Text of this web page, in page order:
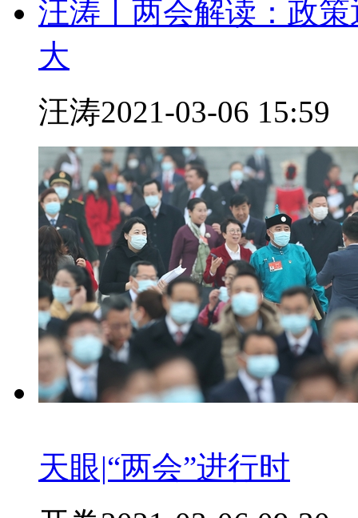
汪涛丨两会解读：政
大
汪涛2021-03-06 15:59
天眼|“两会”进行时